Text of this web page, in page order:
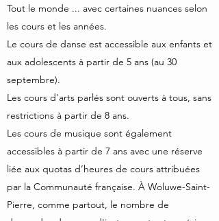
Tout le monde ... avec certaines nuances selon
les cours et les années.
Le cours de danse est accessible aux enfants et
aux adolescents à partir de 5 ans (au 30
septembre).
Les cours d'arts parlés sont ouverts à tous, sans
restrictions à partir de 8 ans.
Les cours de musique sont également
accessibles à partir de 7 ans avec une réserve
liée aux quotas d’heures de cours attribuées
par la Communauté française. À Woluwe-Saint-
Pierre, comme partout, le nombre de